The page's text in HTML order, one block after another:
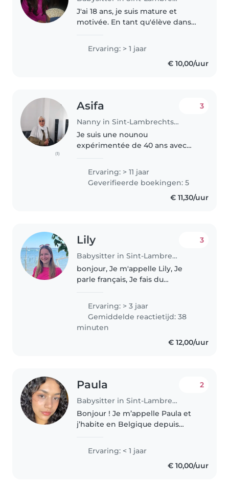
J'ai 18 ans, je suis mature et
motivée. En tant qu'élève dans
allier ma passion pour l'art et la
musique avec mon amour des
enfants. Je peux leurs proposer..
Ervaring: > 1 jaar
€ 10,00/uur
(1)
Asifa
Nanny in Sint-Lambrechts-Woluwe
3
Je suis une nounou
expérimentée de 40 ans avec
la garde d'enfants de tous âges,
des bébés aux adolescents. Je
suis responsable, attentive et
Ervaring: > 11 jaar
Geverifieerde boekingen: 5
€ 11,30/uur
Lily
Babysitter in Sint-Lambrechts-Woluwe
3
bonjour, Je m'appelle Lily, Je
parle français, Je fais du
années maintenant, et je donne
cours d'équitation à des enfants,
J'ai mon brevet de secouriste,..
Ervaring: > 3 jaar
Gemiddelde reactietijd: 38
minuten
€ 12,00/uur
Paula
Babysitter in Sint-Lambrechts-Woluwe
2
Bonjour ! Je m’appelle Paula et
j’habite en Belgique depuis
prête à apprendre. Même si j’ai
peu d’expérience formelle..
Ervaring: < 1 jaar
€ 10,00/uur